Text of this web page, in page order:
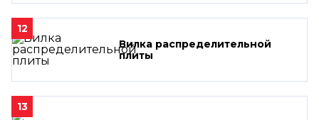
12
Вилка распределительной
плиты
13